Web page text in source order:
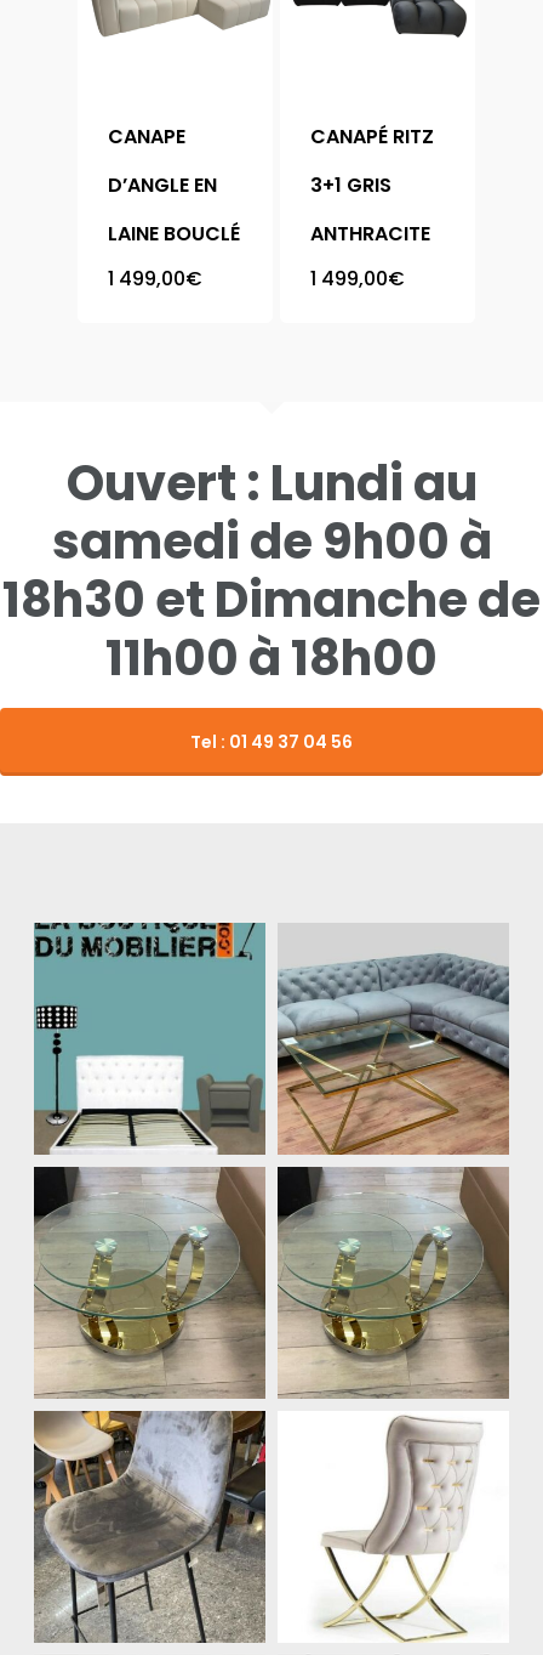
CANAPE
D’ANGLE EN
LAINE BOUCLÉ
1 499,00€
CANAPÉ RITZ
3+1 GRIS
ANTHRACITE
1 499,00€
Ouvert : Lundi au
samedi de 9h00 à
18h30 et Dimanche de
11h00 à 18h00
Tel : 01 49 37 04 56
Meubles
Bibliothèque
Buffet
Canapé
Vitrine
Complète
Literie
Contact